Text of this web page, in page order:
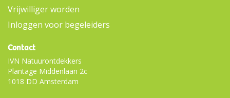
Vrijwilliger worden
Inloggen voor begeleiders
Contact
IVN Natuurontdekkers
Plantage Middenlaan 2c
1018 DD Amsterdam